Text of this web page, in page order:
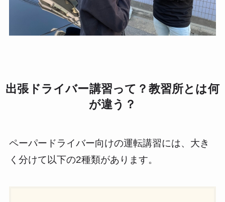
出張ドライバー講習って？教習所とは何
が違う？
ペーパードライバー向けの運転講習には、大き
く分けて以下の2種類があります。